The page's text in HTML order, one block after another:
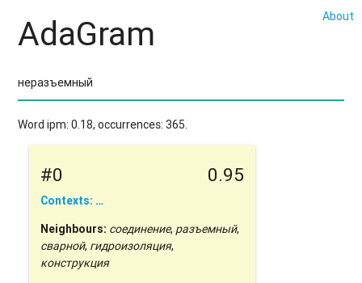
About
AdaGram
Word ipm: 0.18, occurrences: 365.
#0 0.95
Contexts: …
Neighbours: соединение, разъемный,
сварной, гидроизоляция,
конструкция